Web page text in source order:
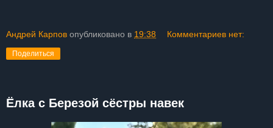
Андрей Карпов опубликовано в 19:38 Комментариев нет:
Поделиться
Ёлка с Березой сёстры навек